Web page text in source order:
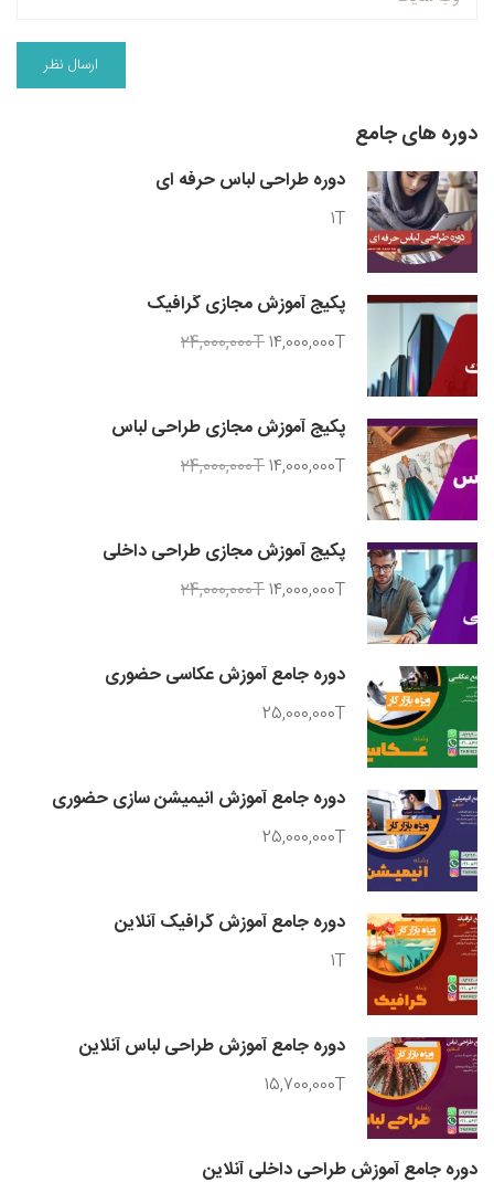
دوره های جامع
دوره طراحی لباس حرفه ای
1T
پکیج آموزش مجازی گرافیک
24,000,000T14,000,000T
پکیج آموزش مجازی طراحی لباس
24,000,000T14,000,000T
پکیج آموزش مجازی طراحی داخلی
24,000,000T14,000,000T
دوره جامع آموزش عکاسی حضوری
25,000,000T
دوره جامع آموزش انیمیشن سازی حضوری
25,000,000T
دوره جامع آموزش گرافیک آنلاین
1T
دوره جامع آموزش طراحی لباس آنلاین
15,700,000T
دوره جامع آموزش طراحی داخلی آنلاین